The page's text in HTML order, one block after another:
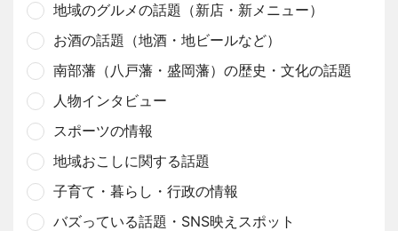
地域のグルメの話題（新店・新メニュー）
お酒の話題（地酒・地ビールなど）
南部藩（八戸藩・盛岡藩）の歴史・文化の話題
人物インタビュー
スポーツの情報
地域おこしに関する話題
子育て・暮らし・行政の情報
バズっている話題・SNS映えスポット